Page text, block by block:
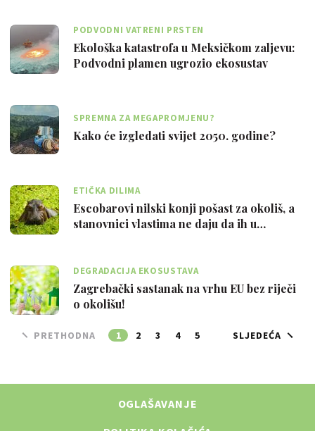
PODVODNI VATRENI PRSTEN
Ekološka katastrofa u Meksičkom zaljevu:
Podvodni plamen ugrozio ekosustav
SPREMNA ZA MEGAPROMJENU?
Kako će izgledati svijet 2050. godine?
ETIČKA DILIMA
Escobarovi nilski konji pošast za okoliš, a
stanovnici vlastima ne daju da ih u…
DEGRADACIJA EKOSUSTAVA
Zagrebački sastanak na vrhu EU bez riječi
o okolišu!
PRETHODNA 1 2 3 4 5 SLJEDEĆA
OGLAŠAVANJE